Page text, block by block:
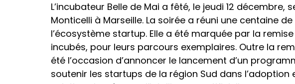
L’incubateur Belle de Mai a fêté, le jeudi 12 décembre,
Monticelli à Marseille. La soirée a réuni une centaine
l’écosystème startup. Elle a été marquée par la
incubés, pour leurs parcours exemplaires. Outre la
été l’occasion d’annoncer le lancement d’un
soutenir les startups de la région Sud dans